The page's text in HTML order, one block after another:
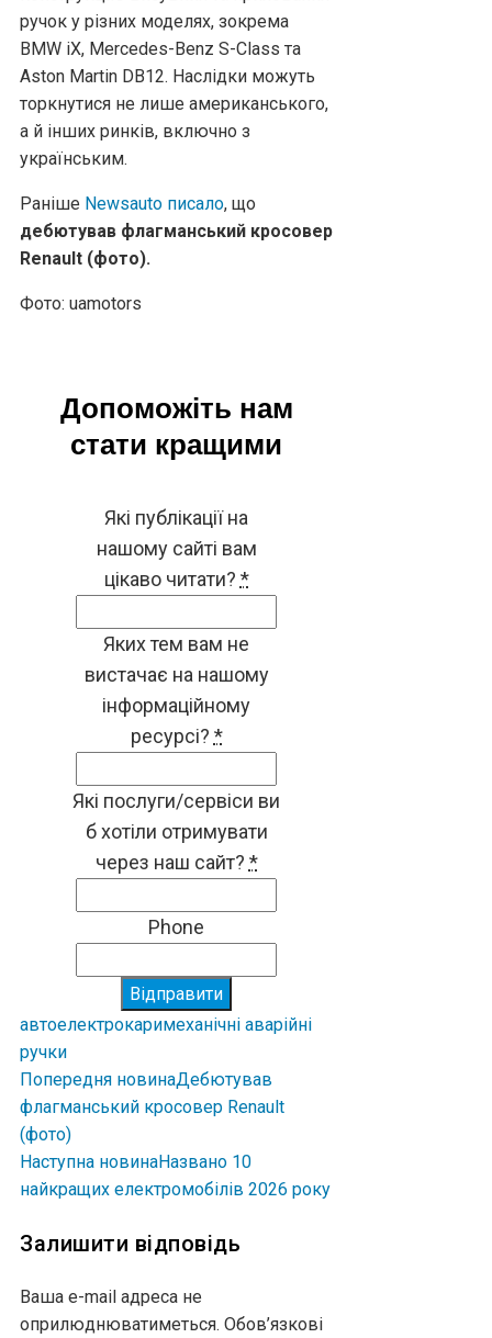
ручок у різних моделях, зокрема
BMW iX, Mercedes-Benz S-Class та
Aston Martin DB12. Наслідки можуть
торкнутися не лише американського,
а й інших ринків, включно з
українським.
Раніше Newsauto писало, що
дебютував флагманський кросовер
Renault (фото).
Фото: uamotors
Допоможіть нам
стати кращими
Які публікації на
нашому сайті вам
цікаво читати? *
Яких тем вам не
вистачає на нашому
інформаційному
ресурсі? *
Які послуги/сервіси ви
б хотіли отримувати
через наш сайт? *
Phone
Відправити
автоелектрокаримеханічні аварійні
ручки
Попередня новинаДебютував
флагманський кросовер Renault
(фото)
Наступна новинаНазвано 10
найкращих електромобілів 2026 року
Залишити відповідь
Ваша e-mail адреса не
оприлюднюватиметься. Обов’язкові